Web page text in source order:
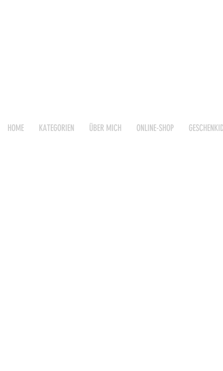
HOME KATEGORIEN ÜBER MICH ONLINE-SHOP